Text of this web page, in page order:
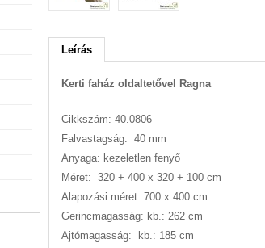
Leírás
Kerti faház oldaltetővel Ragna
Cikkszám: 40.0806
Falvastagság: 40 mm
Anyaga: kezeletlen fenyő
Méret: 320 + 400 x 320 + 100 cm
Alapozási méret: 700 x 400 cm
Gerincmagasság: kb.: 262 cm
Ajtómagasság: kb.: 185 cm